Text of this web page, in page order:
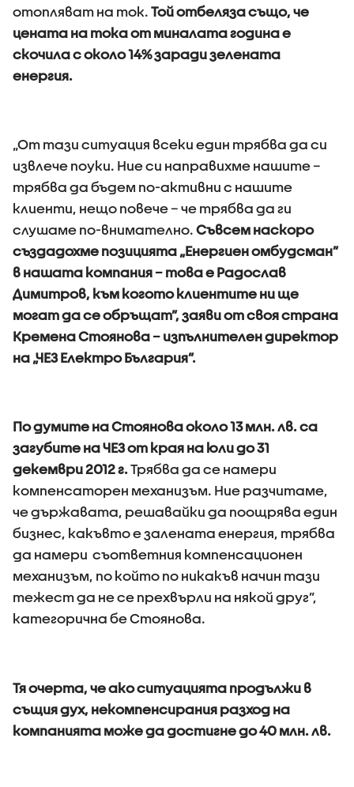
отопляват на ток. Той отбеляза също, че
цената на тока от миналата година е
скочила с около 14% заради зелената
енергия.
„От тази ситуация всеки един трябва да си
извлече поуки. Ние си направихме нашите –
трябва да бъдем по-активни с нашите
клиенти, нещо повече – че трябва да ги
слушаме по-внимателно. Съвсем наскоро
създадохме позицията „Енергиен омбудсман”
в нашата компания – това е Радослав
Димитров, към когото клиентите ни ще
могат да се обръщат”, заяви от своя страна
Кремена Стоянова – изпълнителен директор
на „ЧЕЗ Електро България”.
По думите на Стоянова около 13 млн. лв. са
загубите на ЧЕЗ от края на юли до 31
декември 2012 г.Трябва да се намери
компенсаторен механизъм. Ние разчитаме,
че държавата, решавайки да поощрява един
бизнес, какъвто е залената енергия, трябва
да намери съответния компенсационен
механизъм, по който по никакъв начин тази
тежест да не се прехвърли на някой друг”,
категорична бе Стоянова.
Тя очерта, че ако ситуацията продължи в
същия дух, некомпенсирания разход на
компанията може да достигне до 40 млн. лв.